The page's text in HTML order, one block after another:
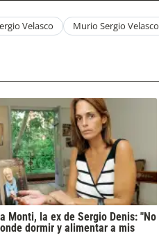
Velasco Murio Sergio Velasco
Monti, la ex de Sergio Denis: "No
dormir y alimentar a mis